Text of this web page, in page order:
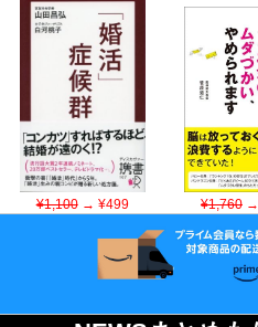
¥1,100→ ¥499 ¥1,760→